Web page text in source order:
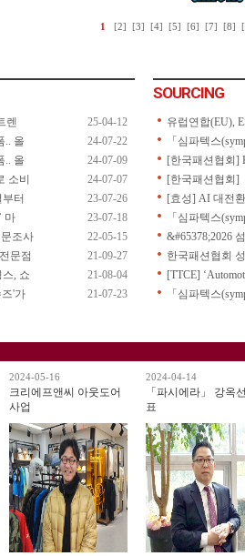
렌
25-04-12
.. 올
24-07-22
.. 올
24-07-09
소비
24-07-07
터
23-07-26
마
23-07-18
조사
22-05-15
문점
21-09-27
, 쇼
21-08-04
'가
21-07-23
SOURCING
유럽연합(EU),
「심파텍스
[한국패션협회]
[한국패션협회]
[효성] AI 대전
「심파텍스
&#65378;2026
한국패션협회
[TTCE]
「심파텍스
2024-05-16
크리에프앤씨 아웃도어
사업
2024-04-14
「파시에라」 강옥
표